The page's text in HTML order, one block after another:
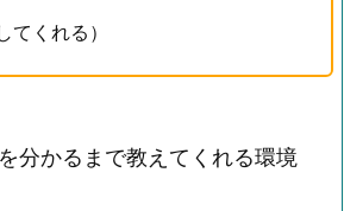
くれる）
分かるまで教えてくれる環境